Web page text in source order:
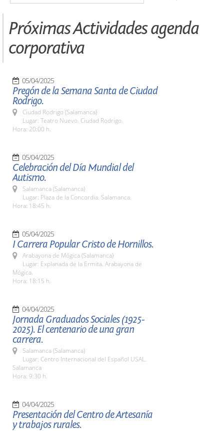
Próximas Actividades agenda
corporativa
05/04/2025
Pregón de la Semana Santa de Ciudad
Rodrigo.
Ciudad Rodrigo (Salamanca)
Lugar: Teatro Nuevo. Ciudad Rodrigo.
Hora: 20:00 h.
05/04/2025
Celebración del Día Mundial del
Autismo.
Salamanca (Salamanca)
Lugar: Plaza de la Concordia. Salamanca.
Hora: 18:45 h.
05/04/2025
I Carrera Popular Cristo de Hornillos.
Arabayona de Mógica (Salamanca)
Lugar: Explanada de la Ermita. Arabayona de
Mógica.
Hora: 18:15 h.
04/04/2025
Jornada Graduados Sociales (1925-
2025). El centenario de una gran
carrera.
Salamanca (Salamanca)
Lugar: Centro Internacional del Español USAL.
Salamanca
Hora: 9:30 h.
04/04/2025
Presentación del Centro de Artesanía
y trabajos rurales.